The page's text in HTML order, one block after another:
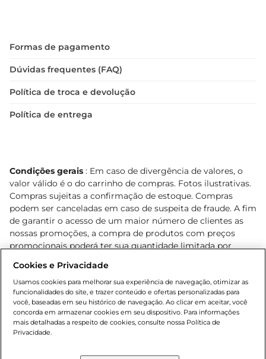
Formas de pagamento
Dúvidas frequentes (FAQ)
Política de troca e devolução
Política de entrega
Condições gerais : Em caso de divergência de valores, o
valor válido é o do carrinho de compras. Fotos ilustrativas.
Compras sujeitas a confirmação de estoque. Compras
podem ser canceladas em caso de suspeita de fraude. A fim
de garantir o acesso de um maior número de clientes as
nossas promoções, a compra de produtos com preços
promocionais poderá ter sua quantidade limitada por
o e-commerce e válidos durante o dia de hoje, podendo
sofrer alterações sem prévia notificação. Proibida a venda
de bebidas alcoólicas para menores de 18 anos, conforme
Lei n.º 8069/90, art. 81, inciso II (Estatuto da Criança e do
Adolescente). Preços e condições exclusivos para o
www.bretas.com.br
Cookies e Privacidade
Usamos cookies para melhorar sua experiência de navegação, otimizar as
funcionalidades do site, e trazer conteúdo e ofertas personalizadas para
você, baseadas em seu histórico de navegação. Ao clicar em aceitar, você
concorda em armazenar cookies em seu dispositivo. Para informações
mais detalhadas a respeito de cookies, consulte nossa Política de
Privacidade.